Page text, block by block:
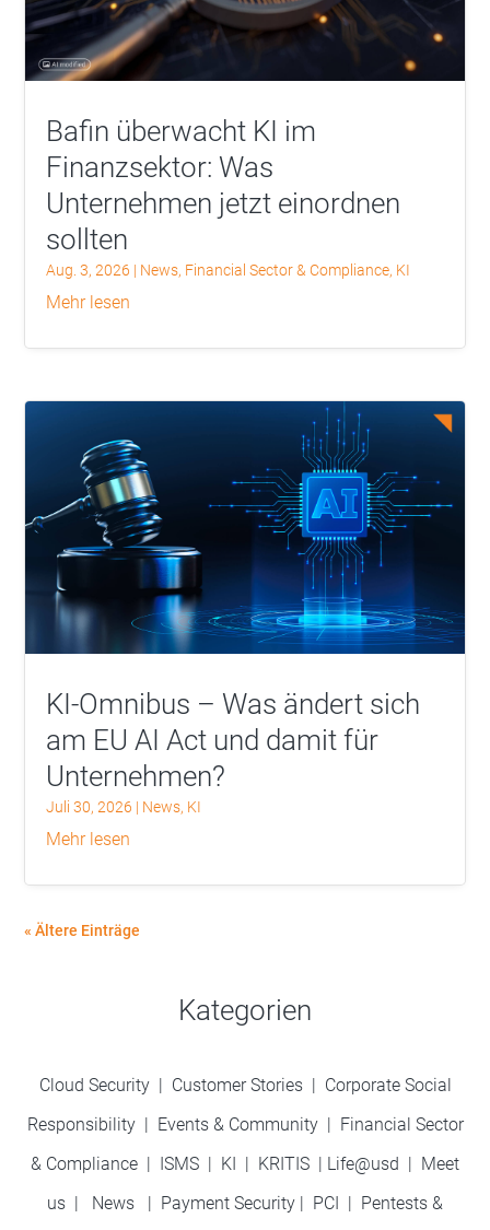
Bafin überwacht KI im
Finanzsektor: Was
Unternehmen jetzt einordnen
sollten
Aug. 3, 2026 | News, Financial Sector & Compliance, KI
mehr lesen
KI-Omnibus – Was ändert sich
am EU AI Act und damit für
Unternehmen?
Juli 30, 2026 | News, KI
mehr lesen
« Ältere Einträge
Kategorien
Cloud Security | Customer Stories| Corporate Social
Responsibility| Events & Community | Financial Sector
& Compliance | ISMS | KI | KRITIS | Life@usd | Meet
us | News | Payment Security | PCI | Pentests &